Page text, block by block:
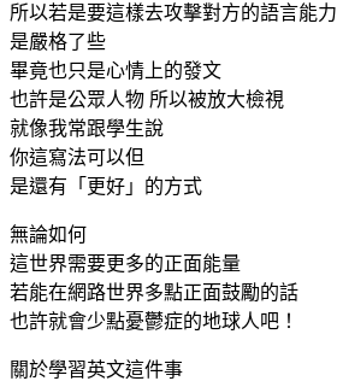
所以若是要這樣去攻擊對方的語言能力
是嚴格了些
畢竟也只是心情上的發文
也許是公眾人物 所以被放大檢視
就像我常跟學生說
你這寫法可以但
是還有「更好」的方式
無論如何
這世界需要更多的正面能量
若能在網路世界多點正面鼓勵的話
也許就會少點憂鬱症的地球人吧！
關於學習英文這件事